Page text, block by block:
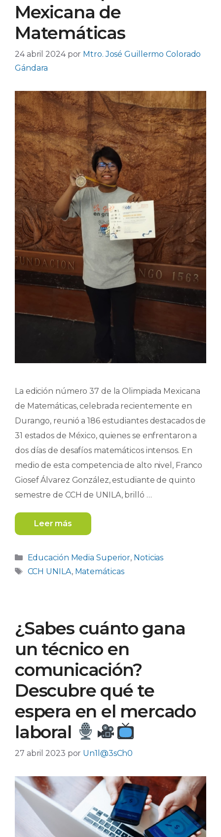
Mexicana de
Matemáticas
24 abril 2024 por Mtro. José Guillermo Colorado
Gándara
La edición número 37 de la Olimpiada Mexicana
de Matemáticas, celebrada recientemente en
Durango, reunió a 186 estudiantes destacados de
31 estados de México, quienes se enfrentaron a
dos días de desafíos matemáticos intensos. En
medio de esta competencia de alto nivel, Franco
Giosef Álvarez González, estudiante de quinto
semestre de CCH de UNILA, brilló …
Leer más
Categorías
Educación Media Superior, Noticias
Etiquetas
CCH UNILA, Matemáticas
¿Sabes cuánto gana
un técnico en
comunicación?
Descubre qué te
espera en el mercado
laboral
27 abril 2023 por Un1l@3sCh0